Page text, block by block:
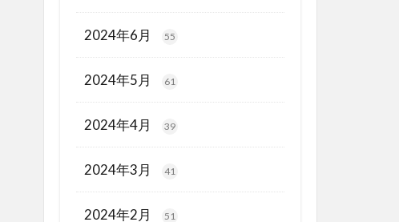
2024年6月 55
2024年5月 61
2024年4月 39
2024年3月 41
2024年2月 51